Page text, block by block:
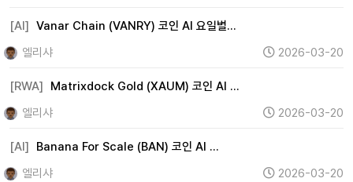
[AI] Vanar Chain (VANRY) 코인 AI 요일별…
엘리샤
2026-03-20
[RWA]
Matrixdock Gold (XAUM) 코인 AI …
엘리샤
2026-03-20
[AI]
Banana For Scale (BAN) 코인 AI …
엘리샤
2026-03-20